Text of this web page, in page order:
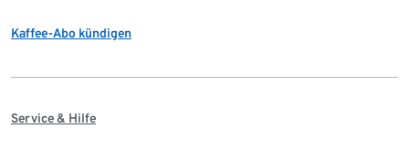
Kaffee-Abo kündigen
Service & Hilfe